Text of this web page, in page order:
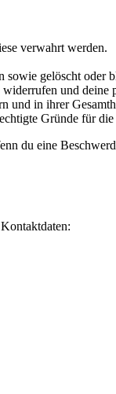
verwahrt werden.
sowie gelöscht oder
und deine
und in ihrer
Gründe für
du eine